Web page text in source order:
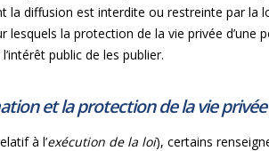
la diffusion est interdite ou restreinte par la
lesquels la protection de la vie privée d’une
public de les publier.
et la protection de la vie privée
à l’exécution de la loi), certains